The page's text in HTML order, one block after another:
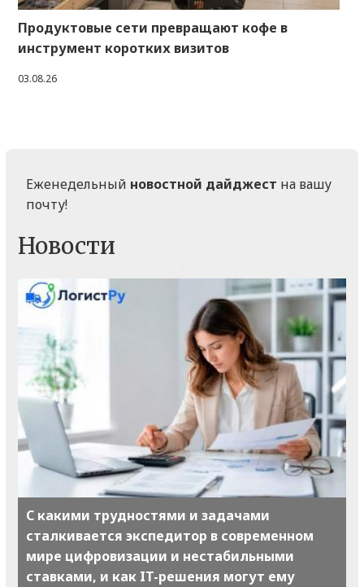
Продуктовые сети превращают кофе в
инструмент коротких визитов
03.08.26
Еженедельный новостной дайджест на вашу
почту!
Новости
С какими трудностями и задачами
сталкивается экспедитор в современном
мире цифровизации и нестабильными
ставками, и как IT-решения могут ему